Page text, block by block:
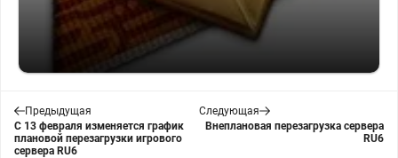
Предыдущая
С 13 февраля изменяется график
плановой перезагрузки игрового
сервера RU6
Следующая
Внеплановая перезагрузка сервера
RU6